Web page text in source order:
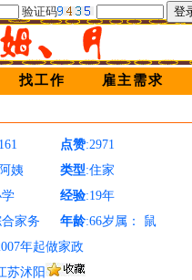
验证码
找工作 雇主需求
点赞:2971
姨 类型:住家
学 经验:19年
家务 年龄:66岁属： 鼠
年起做家政
苏沭阳